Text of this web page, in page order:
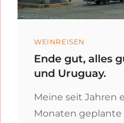
Categories
WEINREISEN
Ende gut, alles
und Uruguay.
Meine seit Jahren
Monaten